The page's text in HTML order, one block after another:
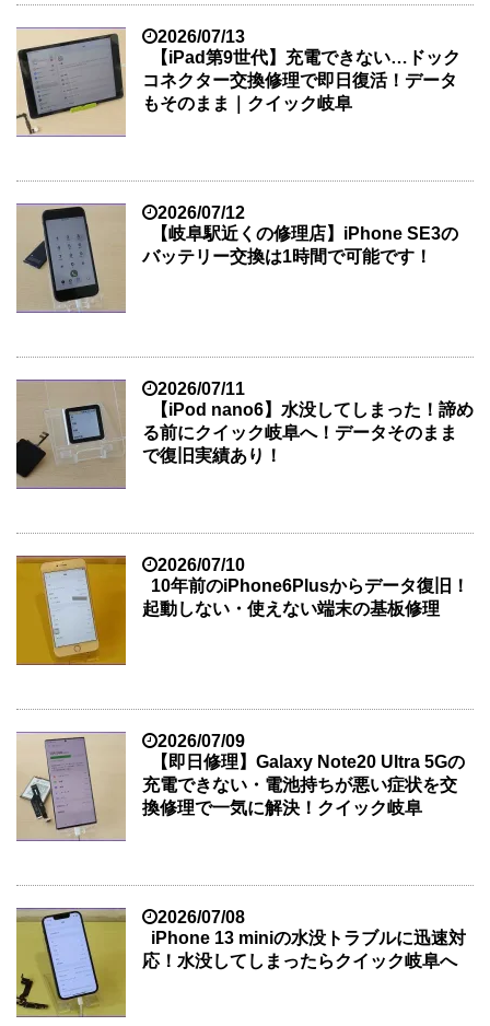
2026/07/13
【iPad第9世代】充電できない…ドック
コネクター交換修理で即日復活！データ
もそのまま｜クイック岐阜
2026/07/12
【岐阜駅近くの修理店】iPhone SE3の
バッテリー交換は1時間で可能です！
2026/07/11
【iPod nano6】水没してしまった！諦め
る前にクイック岐阜へ！データそのまま
で復旧実績あり！
2026/07/10
10年前のiPhone6Plusからデータ復旧！
起動しない・使えない端末の基板修理
2026/07/09
【即日修理】Galaxy Note20 Ultra 5Gの
充電できない・電池持ちが悪い症状を交
換修理で一気に解決！クイック岐阜
2026/07/08
iPhone 13 miniの水没トラブルに迅速対
応！水没してしまったらクイック岐阜へ